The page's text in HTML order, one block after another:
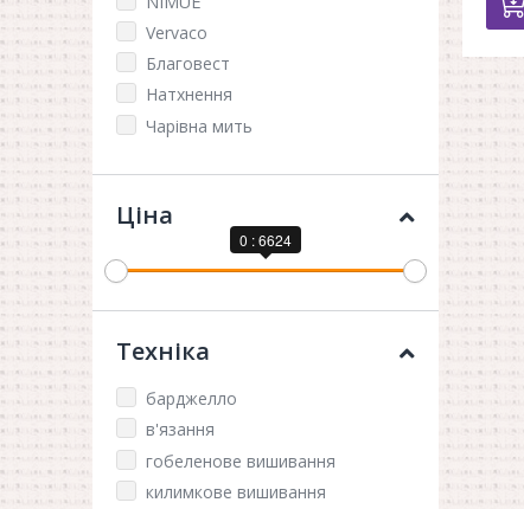
Vervaco
Благовест
Натхнення
Чарівна мить
Ціна
0 : 6624
Техніка
барджелло
в'язання
гобеленове вишивання
килимкове вишивання